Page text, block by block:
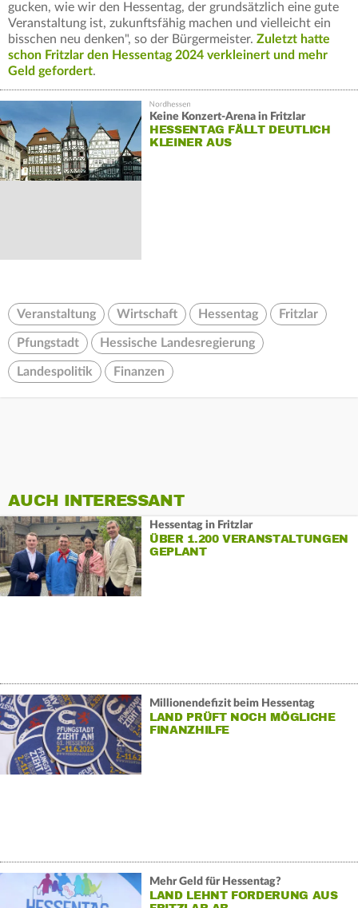
gucken, wie wir den Hessentag, der grundsätzlich eine gute
Veranstaltung ist, zukunftsfähig machen und vielleicht ein
bisschen neu denken", so der Bürgermeister. Zuletzt hatte
schon Fritzlar den Hessentag 2024 verkleinert und mehr
Geld gefordert.
Keine Konzert-Arena in Fritzlar
HESSENTAG FÄLLT DEUTLICH
KLEINER AUS
Veranstaltung Wirtschaft Hessentag Fritzlar
Pfungstadt Hessische Landesregierung
Landespolitik Finanzen
AUCH INTERESSANT
Hessentag in Fritzlar
ÜBER 1.200 VERANSTALTUNGEN
GEPLANT
Millionendefizit beim Hessentag
LAND PRÜFT NOCH MÖGLICHE
FINANZHILFE
Mehr Geld für Hessentag?
LAND LEHNT FORDERUNG AUS